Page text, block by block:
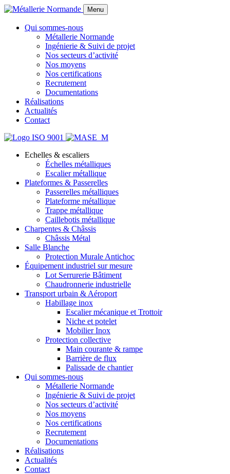
Menu
Qui sommes-nous
Métallerie Normande
Ingénierie & Suivi de projet
Nos secteurs d’activité
Nos moyens
Nos certifications
Recrutement
Documentations
Réalisations
Actualités
Contact
Echelles & escaliers
Échelles métalliques
Escalier métallique
Plateformes & Passerelles
Passerelles métalliques
Plateforme métallique
Trappe métallique
Caillebotis métallique
Charpentes & Châssis
Châssis Métal
Salle Blanche
Protection Murale Antichoc
Équipement industriel sur mesure
Lot Serrurerie Bâtiment
Chaudronnerie industrielle
Transport urbain & Aéroport
Habillage inox
Escalier mécanique et Trottoir
Niche et potelet
Mobilier Inox
Protection collective
Main courante & rampe
Barrière de flux
Palissade de chantier
Qui sommes-nous
Métallerie Normande
Ingénierie & Suivi de projet
Nos secteurs d’activité
Nos moyens
Nos certifications
Recrutement
Documentations
Réalisations
Actualités
Contact